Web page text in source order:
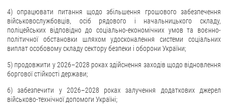
4) опрацювати питання щодо збільшення грошового забезпечення
військовослужбовців, осіб рядового і начальницького складу,
поліцейських відповідно до соціально-економічних умов та воєнно-
політичної обстановки шляхом удосконалення системи соціальних
виплат особовому складу сектору безпеки і оборони України;
5) продовжити у 2026–2028 роках здійснення заходів щодо відновлення
боргової стійкості держави;
6) забезпечити у 2026–2028 роках залучення додаткових джерел
військово-технічної допомоги Україні;